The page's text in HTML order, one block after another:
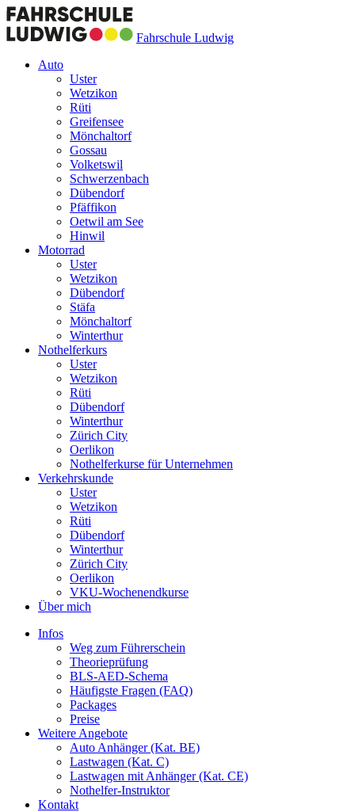
Fahrschule Ludwig
Auto
Uster
Wetzikon
Rüti
Greifensee
Mönchaltorf
Gossau
Volketswil
Schwerzenbach
Dübendorf
Pfäffikon
Oetwil am See
Hinwil
Motorrad
Uster
Wetzikon
Dübendorf
Stäfa
Mönchaltorf
Winterthur
Nothelferkurs
Uster
Wetzikon
Rüti
Dübendorf
Winterthur
Zürich City
Oerlikon
Nothelferkurse für Unternehmen
Verkehrskunde
Uster
Wetzikon
Rüti
Dübendorf
Winterthur
Zürich City
Oerlikon
VKU-Wochenendkurse
Über mich
Infos
Weg zum Führerschein
Theorieprüfung
BLS-AED-Schema
Häufigste Fragen (FAQ)
Packages
Preise
Weitere Angebote
Auto Anhänger (Kat. BE)
Lastwagen (Kat. C)
Lastwagen mit Anhänger (Kat. CE)
Nothelfer-Instruktor
Kontakt